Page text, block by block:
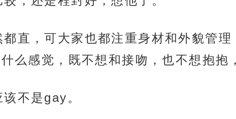
直，可大家也都注重身材和外貌管
么感觉，既不想和接吻，也不想抱抱
不是gay。